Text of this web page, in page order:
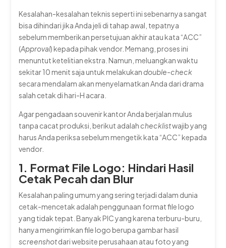
Kesalahan-kesalahan teknis seperti ini sebenarnya sangat
bisa dihindari jika Anda jeli di tahap awal, tepatnya
sebelum memberikan persetujuan akhir atau kata “ACC”
(Approval) kepada pihak vendor. Memang, proses ini
menuntut ketelitian ekstra. Namun, meluangkan waktu
sekitar 10 menit saja untuk melakukandouble-check
secara mendalam akan menyelamatkan Anda dari drama
salah cetak di hari-H acara.
Agar pengadaan souvenir kantor Anda berjalan mulus
tanpa cacat produksi, berikut adalahchecklistwajib yang
harus Anda periksa sebelum mengetik kata “ACC” kepada
vendor.
1. Format File Logo: Hindari Hasil
Cetak Pecah dan Blur
Kesalahan paling umum yang sering terjadi dalam dunia
cetak-mencetak adalah penggunaan format file logo
yang tidak tepat. Banyak PIC yang karena terburu-buru,
hanya mengirimkan file logo berupa gambar hasil
screenshotdari website perusahaan atau foto yang